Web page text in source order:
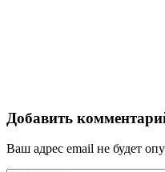
Добавить
Ваш адрес email не будет